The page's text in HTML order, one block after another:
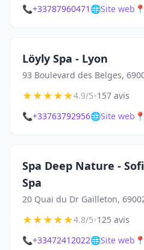
📞+33787960471 🌐Site web 📍
Löyly Spa - Lyon
93 Boulevard des Belges,
★★★★★4.9/5•157 avis
📞+33763792956🌐Site web 📍
Spa Deep Nature -
Spa
20 Quai du Dr Gailleton,
★★★★★4.8/5•125 avis
📞+33472412022🌐Site web 📍